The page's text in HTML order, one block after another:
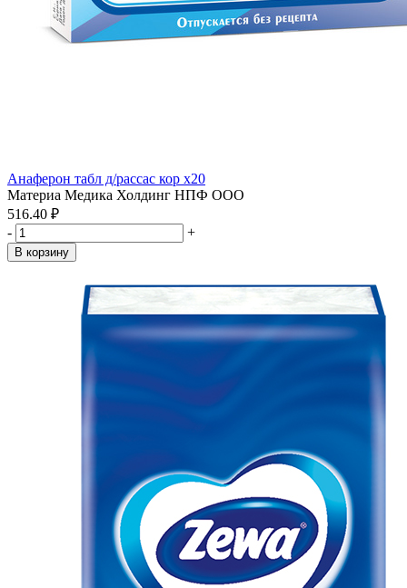
Анаферон табл д/рассас кор x20
Материа Медика Холдинг НПФ ООО
516.40 ₽
-
+
В корзину